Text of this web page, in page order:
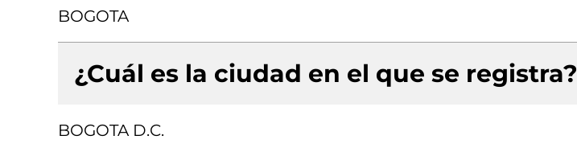
BOGOTA
¿Cuál es la ciudad en el que se registra?
BOGOTA D.C.